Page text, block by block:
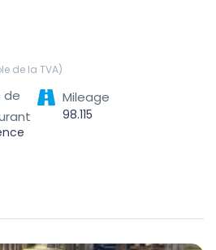
de la TVA)
de
Mileage
98.115